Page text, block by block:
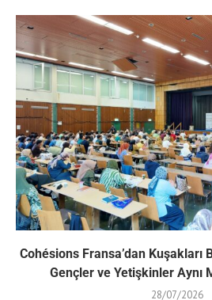
Cohésions Fransa’dan Kuşakları
Gençler ve Yetişkinler Aynı
28/07/2026